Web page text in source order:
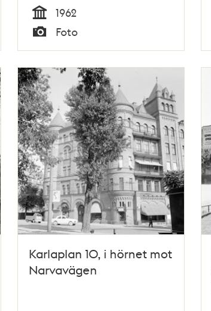
Tid
1962
Typ
Foto
Karlaplan 10, i hörnet mot
Narvavägen